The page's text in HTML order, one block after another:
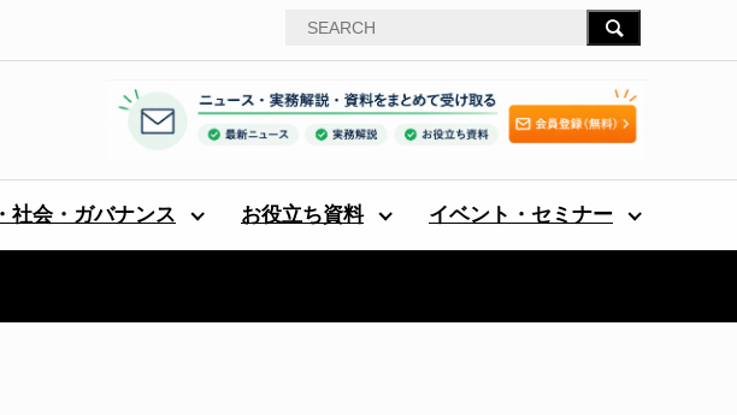
社会・ガバナンス お役立ち資料 イベント・セミナー